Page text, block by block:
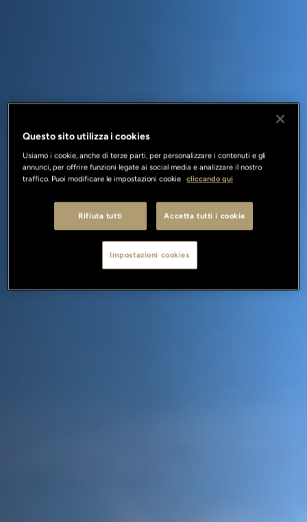
Questo sito utilizza i cookies
Usiamo i cookie, anche di terze parti, per personalizzare i contenuti e gli
annunci, per offrire funzioni legate ai social media e analizzare il nostro
traffico. Puoi modificare le impostazioni cookie cliccando qui
Rifiuta tutti Accetta tutti i cookie
Impostazioni cookies